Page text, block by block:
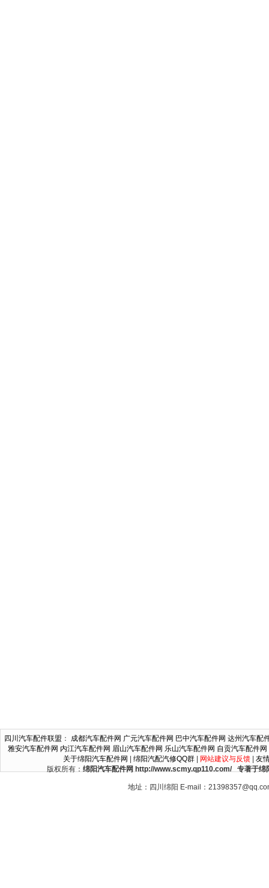
四川汽车配件联盟 ： 成都汽车配件网 广元汽车配件网 巴中汽车配件网 达州汽车配
雅安汽车配件网 内江汽车配件网 眉山汽车配件网 乐山汽车配件网 自贡汽车配件网
关于绵阳汽车配件网
绵阳汽配汽修QQ群| 网站建议与反馈| 友
版权所有： 绵阳汽车配件网 http://www.scmy.qp110.com/ 专著于绵
地址：四川绵阳 E-mail：